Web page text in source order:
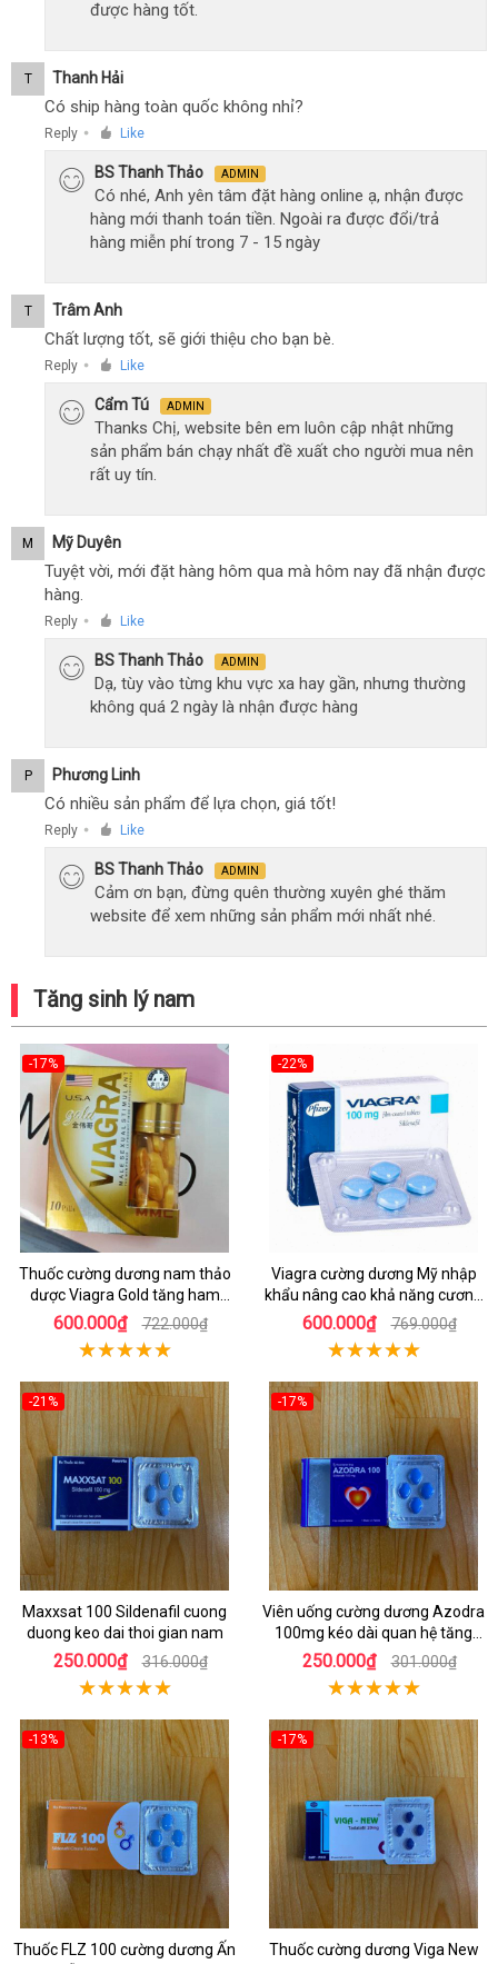
được hàng tốt.
T Thanh Hải
Có ship hàng toàn quốc không nhỉ?
Reply ● Like
BS Thanh Thảo ADMIN
Có nhé, Anh yên tâm đặt hàng online ạ, nhận được
hàng mới thanh toán tiền. Ngoài ra được đổi/trả
hàng miễn phí trong 7 - 15 ngày
T Trâm Anh
Chất lượng tốt, sẽ giới thiệu cho bạn bè.
Reply ● Like
Cẩm Tú ADMIN
Thanks Chị, website bên em luôn cập nhật những
sản phẩm bán chạy nhất đề xuất cho người mua nên
rất uy tín.
M Mỹ Duyên
Tuyệt vời, mới đặt hàng hôm qua mà hôm nay đã nhận được
hàng.
Reply ● Like
BS Thanh Thảo ADMIN
Dạ, tùy vào từng khu vực xa hay gần, nhưng thường
không quá 2 ngày là nhận được hàng
P Phương Linh
Có nhiều sản phẩm để lựa chọn, giá tốt!
Reply ● Like
BS Thanh Thảo ADMIN
Cảm ơn bạn, đừng quên thường xuyên ghé thăm
website để xem những sản phẩm mới nhất nhé.
Tăng sinh lý nam
-17%
Thuốc cường dương nam thảo
dược Viagra Gold tăng ham
muốn
600.000₫ 722.000₫
-22%
Viagra cường dương Mỹ nhập
khẩu nâng cao khả năng cương
cứng
600.000₫ 769.000₫
-21%
Maxxsat 100 Sildenafil cuong
duong keo dai thoi gian nam
250.000₫ 316.000₫
-17%
Viên uống cường dương Azodra
100mg kéo dài quan hệ tăng
kích thước
250.000₫ 301.000₫
-13%
Thuốc FLZ 100 cường dương Ấn
-17%
Thuốc cường dương Viga New